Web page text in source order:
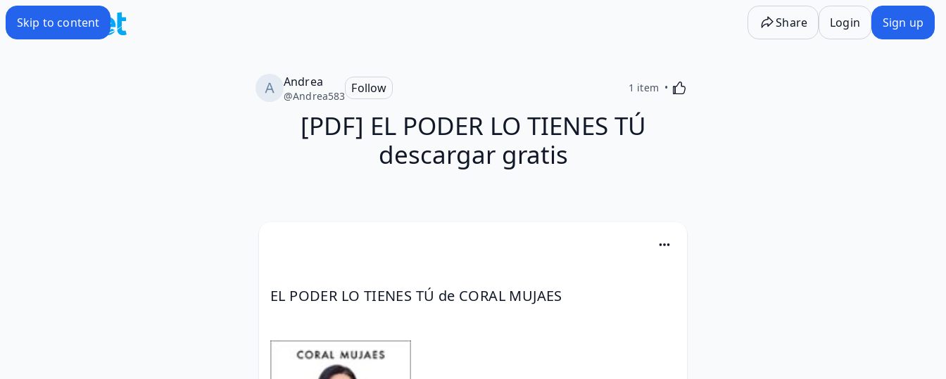
Skip to content Share Login Sign up
Andrea
@Andrea583
Follow 1 item Activating this element will cause content on the
[PDF] EL PODER LO TIENES TÚ
descargar gratis
EL PODER LO TIENES TÚ de CORAL MUJAES